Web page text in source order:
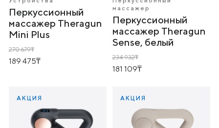
Перкуссионный
массажер Theragun
Mini Plus
270 679
189 475
массажер
Перкуссионный
массажер Theragun
Sense, белый
234 932
181 109
АКЦИЯ АКЦИЯ